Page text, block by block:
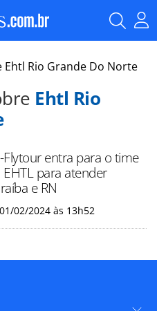
Rio Grande Do Norte
Ehtl Rio
Flytour entra para o time
EHTL para atender
e RN
01/02/2024 às 13h52